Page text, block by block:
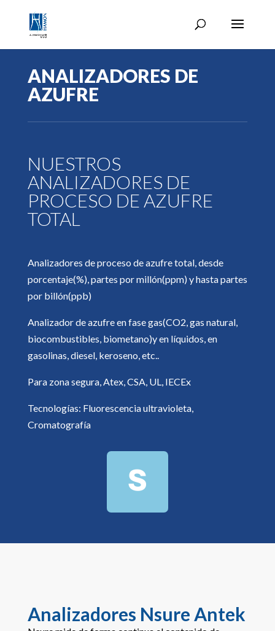
ANALIZADORES DE
AZUFRE
NUESTROS
ANALIZADORES DE
PROCESO DE AZUFRE
TOTAL
Analizadores de proceso de azufre total, desde
porcentaje(%), partes por millón(ppm) y hasta partes
por billón(ppb)
Analizador de azufre en fase gas(CO2, gas natural,
biocombustibles, biometano)y en líquidos, en
gasolinas, diesel, keroseno, etc..
Para zona segura, Atex, CSA, UL, IECEx
Tecnologías: Fluorescencia ultravioleta,
Cromatografía
Analizadores Nsure Antek